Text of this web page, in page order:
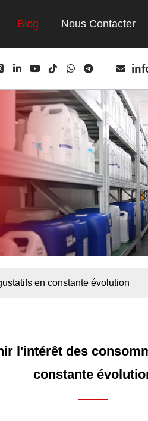
Blog Nous Contacter
en constante évolution
l'intérêt des
constante